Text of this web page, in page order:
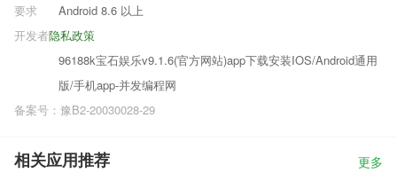
要求
Android 8.6 以上
隐私政策
开发者
96188k宝石娱乐v9.1.6(官方网站)app下载安装IOS/Android通用
版/手机app-并发编程网
备案号：豫B2-20030028-29
相关应用推荐 更多